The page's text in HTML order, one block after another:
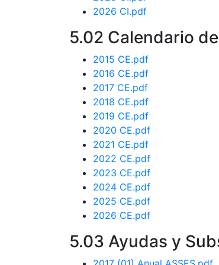
2026 CI.pdf
5.02 Calendario
2015 CE.pdf
2016 CE.pdf
2017 CE.pdf
2018 CE.pdf
2019 CE.pdf
2020 CE.pdf
2021 CE.pdf
2022 CE.pdf
2023 CE.pdf
2024 CE.pdf
2025 CE.pdf
2026 CE.pdf
5.03 Ayudas y